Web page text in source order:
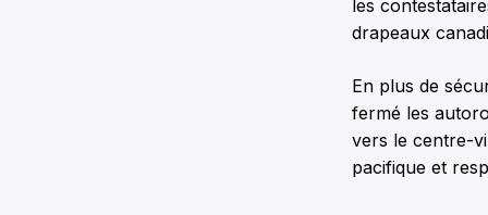
les
drapeaux
En plus de
fermé les
vers le centre-
pacifique et